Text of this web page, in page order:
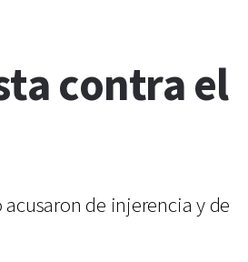
contra el
de injerencia y de